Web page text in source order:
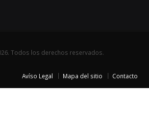
Todos los derechos reservados.
Avíso Legal Mapa del sitio Contacto